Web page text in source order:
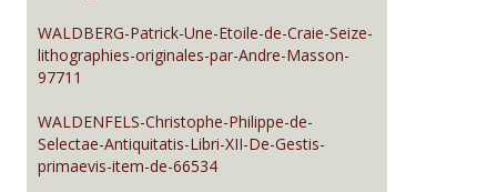
WALDBERG-Patrick-Une-Etoile-de-Craie-Seize-
lithographies-originales-par-Andre-Masson-
97711
WALDENFELS-Christophe-Philippe-de-
Selectae-Antiquitatis-Libri-XII-De-Gestis-
primaevis-item-de-66534